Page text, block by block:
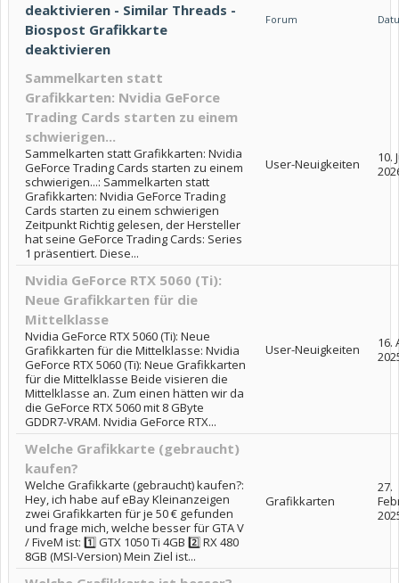
deaktivieren - Similar Threads -
Biospost Grafikkarte
deaktivieren
Forum
Sammelkarten statt
Grafikkarten: Nvidia GeForce
Trading Cards starten zu einem
schwierigen...
Sammelkarten statt Grafikkarten: Nvidia
GeForce Trading Cards starten zu einem
schwierigen...: Sammelkarten statt
Grafikkarten: Nvidia GeForce Trading
Cards starten zu einem schwierigen
Zeitpunkt Richtig gelesen, der Hersteller
hat seine GeForce Trading Cards: Series
1 präsentiert. Diese...
User-Neuigkeiten
10.
Nvidia GeForce RTX 5060 (Ti):
Neue Grafikkarten für die
Mittelklasse
Nvidia GeForce RTX 5060 (Ti): Neue
Grafikkarten für die Mittelklasse: Nvidia
GeForce RTX 5060 (Ti): Neue Grafikkarten
für die Mittelklasse Beide visieren die
Mittelklasse an. Zum einen hätten wir da
die GeForce RTX 5060 mit 8 GByte
GDDR7-VRAM. Nvidia GeForce RTX...
User-Neuigkeiten
16.
Welche Grafikkarte (gebraucht)
kaufen?
Welche Grafikkarte (gebraucht) kaufen?:
Hey, ich habe auf eBay Kleinanzeigen
zwei Grafikkarten für je 50 € gefunden
und frage mich, welche besser für GTA V
/ FiveM ist: 1️⃣ GTX 1050 Ti 4GB 2️⃣ RX 480
8GB (MSI-Version) Mein Ziel ist...
Grafikkarten
27.